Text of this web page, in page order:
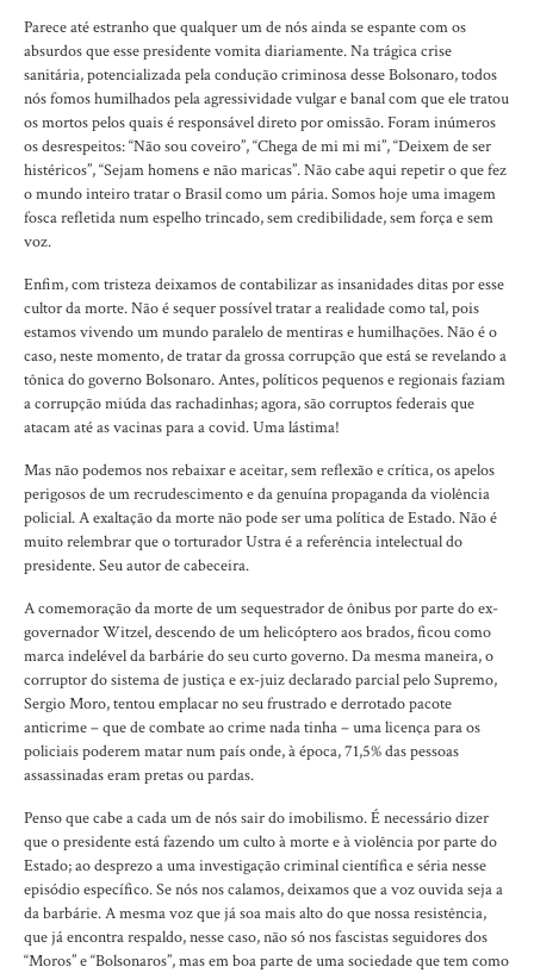
Parece até estranho que qualquer um de nós ainda se espante com os
absurdos que esse presidente vomita diariamente. Na trágica crise
sanitária, potencializada pela condução criminosa desse Bolsonaro, todos
nós fomos humilhados pela agressividade vulgar e banal com que ele tratou
os mortos pelos quais é responsável direto por omissão. Foram inúmeros
os desrespeitos: “Não sou coveiro”, “Chega de mi mi mi”, “Deixem de ser
histéricos”, “Sejam homens e não maricas”. Não cabe aqui repetir o que fez
o mundo inteiro tratar o Brasil como um pária. Somos hoje uma imagem
fosca refletida num espelho trincado, sem credibilidade, sem força e sem
voz.
Enfim, com tristeza deixamos de contabilizar as insanidades ditas por esse
cultor da morte. Não é sequer possível tratar a realidade como tal, pois
estamos vivendo um mundo paralelo de mentiras e humilhações. Não é o
caso, neste momento, de tratar da grossa corrupção que está se revelando a
tônica do governo Bolsonaro. Antes, políticos pequenos e regionais faziam
a corrupção miúda das rachadinhas; agora, são corruptos federais que
atacam até as vacinas para a covid. Uma lástima!
Mas não podemos nos rebaixar e aceitar, sem reflexão e crítica, os apelos
perigosos de um recrudescimento e da genuína propaganda da violência
policial. A exaltação da morte não pode ser uma política de Estado. Não é
muito relembrar que o torturador Ustra é a referência intelectual do
presidente. Seu autor de cabeceira.
A comemoração da morte de um sequestrador de ônibus por parte do ex-
governador Witzel, descendo de um helicóptero aos brados, ficou como
marca indelével da barbárie do seu curto governo. Da mesma maneira, o
corruptor do sistema de justiça e ex-juiz declarado parcial pelo Supremo,
Sergio Moro, tentou emplacar no seu frustrado e derrotado pacote
anticrime – que de combate ao crime nada tinha – uma licença para os
policiais poderem matar num país onde, à época, 71,5% das pessoas
assassinadas eram pretas ou pardas.
Penso que cabe a cada um de nós sair do imobilismo. É necessário dizer
que o presidente está fazendo um culto à morte e à violência por parte do
Estado; ao desprezo a uma investigação criminal científica e séria nesse
episódio específico. Se nós nos calamos, deixamos que a voz ouvida seja a
da barbárie. A mesma voz que já soa mais alto do que nossa resistência,
que já encontra respaldo, nesse caso, não só nos fascistas seguidores dos
“Moros” e “Bolsonaros”, mas em boa parte de uma sociedade que tem como